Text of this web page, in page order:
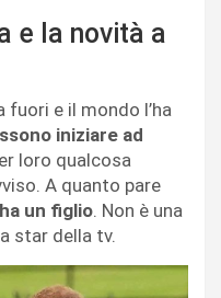
e la novità a
fuori e il mondo l’ha
iniziare ad
loro qualcosa
A quanto pare
un figlio. Non è una
star della tv.